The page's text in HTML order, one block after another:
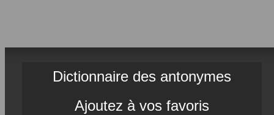
Dictionnaire des antonymes
Ajoutez à vos favoris